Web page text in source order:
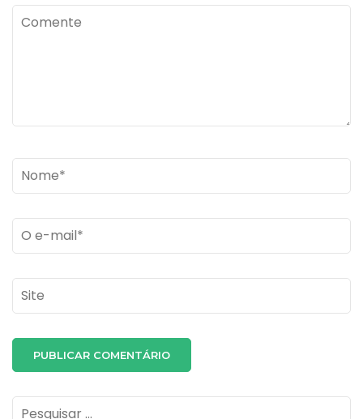
Comente
Name*
Email *
Site
Pesquisar